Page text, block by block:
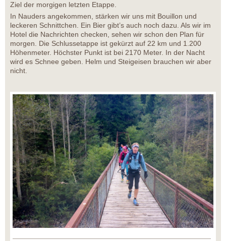
Ziel der morgigen letzten Etappe.
In Nauders angekommen, stärken wir uns mit Bouillon und
leckeren Schnittchen. Ein Bier gibt’s auch noch dazu. Als wir im
Hotel die Nachrichten checken, sehen wir schon den Plan für
morgen. Die Schlussetappe ist gekürzt auf 22 km und 1.200
Höhenmeter. Höchster Punkt ist bei 2170 Meter. In der Nacht
wird es Schnee geben. Helm und Steigeisen brauchen wir aber
nicht.